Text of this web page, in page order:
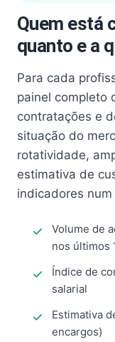
Quem está
quanto e a
Para cada
painel completo
contratações e
situação do
rotatividade,
estimativa de
indicadores num
Volume de
nos últimos
Índice de
salarial
Estimativa
encargos)